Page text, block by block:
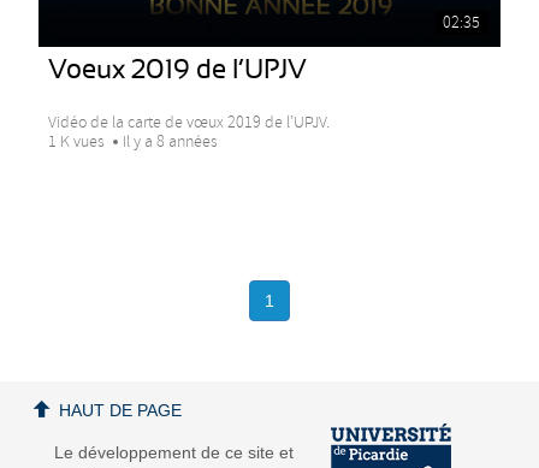
02:35
Voeux 2019 de l’UPJV
Vidéo de la carte de vœux 2019 de l’UPJV.
1 K vues
Il y a 8 années
1
Le développement de ce site et
HAUT DE PAGE